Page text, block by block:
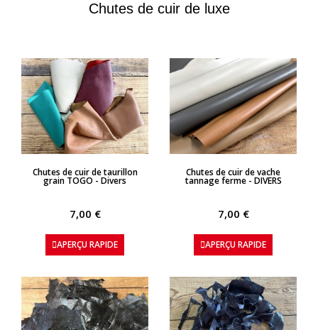
Chutes de cuir de luxe
APERÇU RAPIDE
Chutes de cuir de taurillon
grain TOGO - Divers
7,00 €
APERÇU RAPIDE
APERÇU RAPIDE
Chutes de cuir de vache
tannage ferme - DIVERS
7,00 €
APERÇU RAPIDE